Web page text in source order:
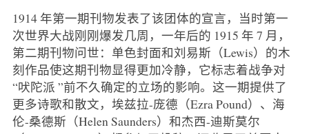
1914 年第一期刊物发表了该团体的宣言，当时第一
次世界大战刚刚爆发几周，一年后的 1915 年 7 月，
第二期刊物问世：单色封面和刘易斯（Lewis）的木
刻作品使这期刊物显得更加冷静，它标志着战争对
“吠陀派 ”前不久确定的立场的影响。这一期提供了
更多诗歌和散文，埃兹拉-庞德（Ezra Pound）、海
伦-桑德斯（Helen Saunders）和杰西-迪斯莫尔